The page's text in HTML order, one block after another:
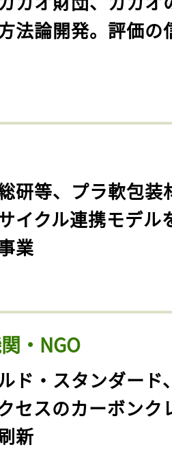
法論開発。評価の
研等、プラ軟包装
イクル連携モデル
業
・NGO
ド・スタンダード
セスのカーボンク
新